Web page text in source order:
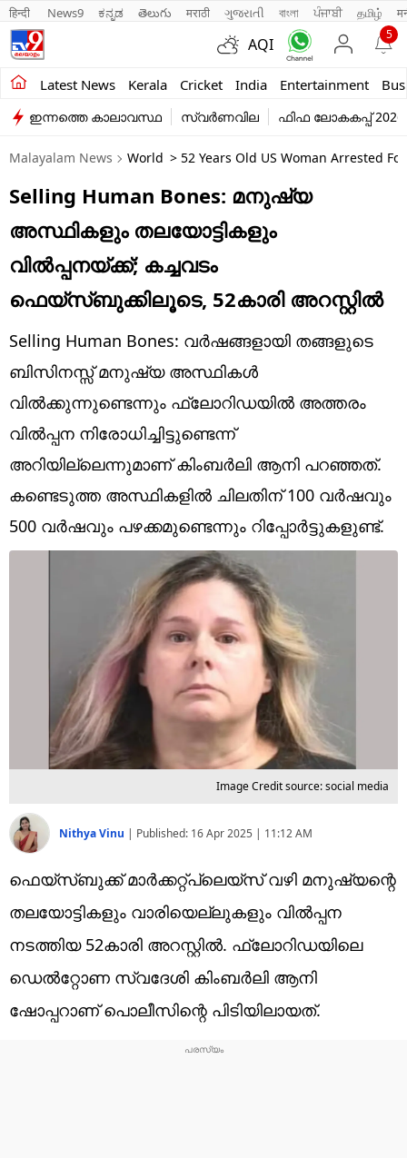
हिन्दी News9 ಕನ್ನಡ తెలుగు मराठी ગુજરાતી বাংলা ਪੰਜਾਬੀ தமிழ்
AQI
5
Latest News Kerala Cricket India Entertainment
Kerala
India
Entertainment
Business
Education
Lifestyle
world
Technology
Religion
Web Story
Photo
ഇന്നത്തെ കാലാവസ്ഥ സ്വർണവില ഫിഫ ലോകകപ്പ് 2026
Malayalam News World > 52 Years Old US Woman Arrested
Selling Human Bones: മനുഷ്യ
അസ്ഥികളും തലയോട്ടികളും
വിൽപ്പനയ്ക്ക്; കച്ചവടം
ഫെയ്സ്ബുക്കിലൂടെ, 52കാരി അറസ്റ്റിൽ
Selling Human Bones: വർഷങ്ങളായി തങ്ങളുടെ
ബിസിനസ്സ് മനുഷ്യ അസ്ഥികൾ
വിൽക്കുന്നുണ്ടെന്നും ഫ്ലോറിഡയിൽ അത്തരം
വിൽപ്പന നിരോധിച്ചിട്ടുണ്ടെന്ന്
അറിയില്ലെന്നുമാണ് കിംബർലി ആനി പറഞ്ഞത്.
കണ്ടെടുത്ത അസ്ഥികളിൽ ചിലതിന് 100 വർഷവും
500 വർഷവും പഴക്കമുണ്ടെന്നും റിപ്പോർട്ടുകളുണ്ട്.
Image Credit source: social media
Nithya Vinu | Published: 16 Apr 2025 | 11:12 AM
ഫെയ്‌സ്ബുക്ക് മാർക്കറ്റ്പ്ലെയ്‌സ് വഴി മനുഷ്യന്റെ
തലയോട്ടികളും വാരിയെല്ലുകളും വിൽപ്പന
നടത്തിയ 52കാരി അറസ്റ്റിൽ. ഫ്ലോറിഡയിലെ
ഡെൽറ്റോണ സ്വദേശി കിംബർലി ആനി
ഷോപ്പറാണ് പൊലീസിന്റെ പിടിയിലായത്.